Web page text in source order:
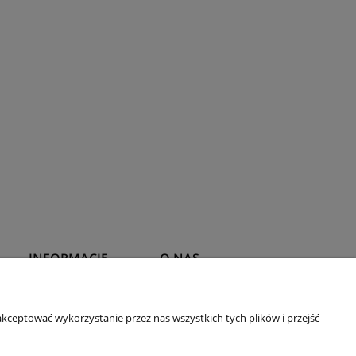
INFORMACJE
Polityka prywatności
O NAS
Kontakt i dane firmy
wykorzystanie przez nas wszystkich tych plików i przejść